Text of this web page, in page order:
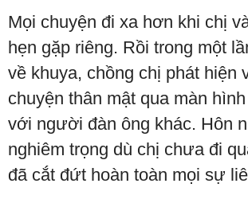
Mọi chuyện đi xa hơn khi chị
hẹn gặp riêng. Rồi trong một
về khuya, chồng chị phát hiện
chuyện thân mật qua màn
với người đàn ông khác. Hôn
nghiêm trọng dù chị chưa đi
đã cắt đứt hoàn toàn mọi sự